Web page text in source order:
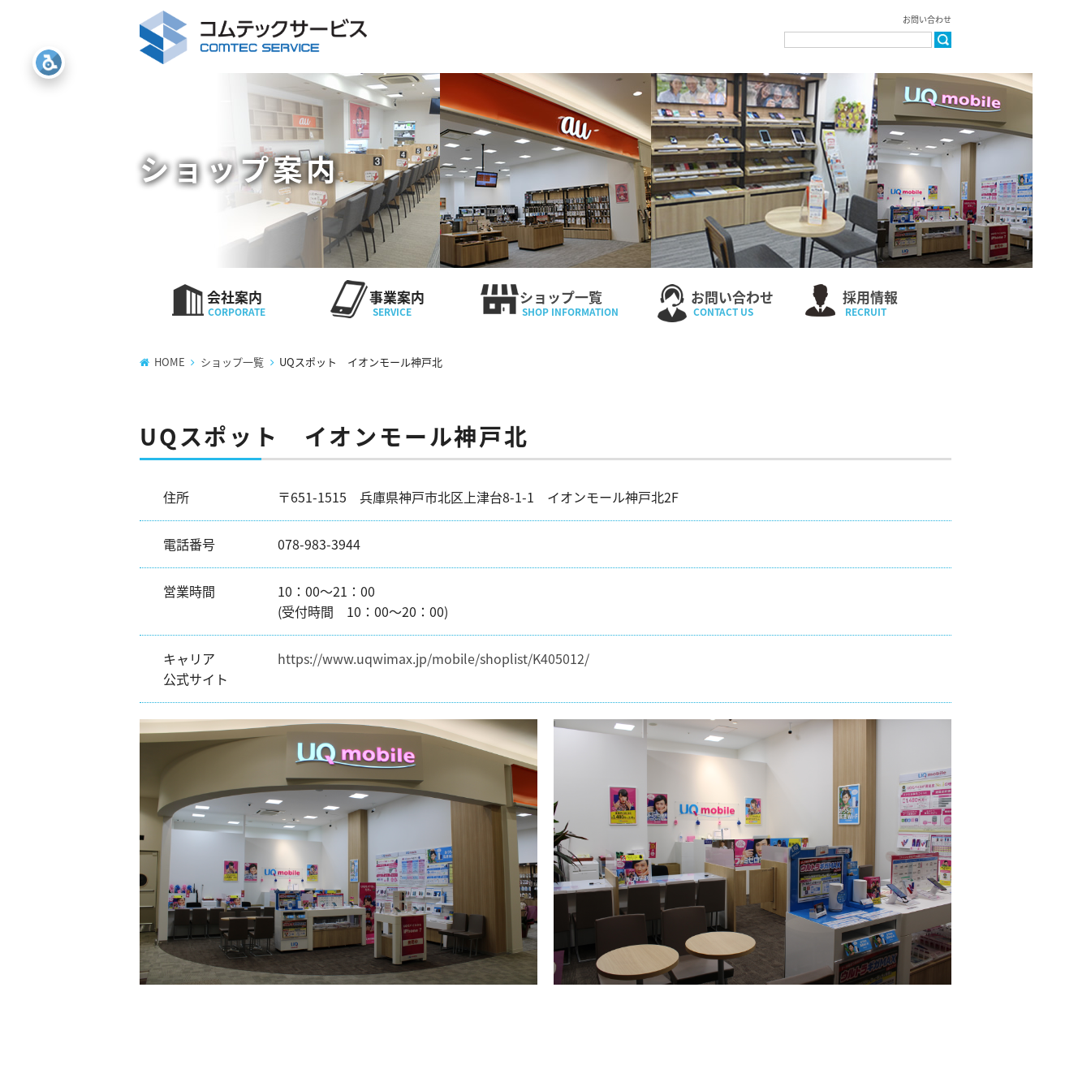
お問い合わせ
ショップ案内
会社案内 事業案内 ショップ一覧 お問い合わせ 採用情報
HOME ショップ一覧 UQスポット イオンモール神戸北
UQスポット イオンモール神戸北
住所 〒651-1515 兵庫県神戸市北区上津台8-1-1 イオンモール神戸北2F
電話番号 078-983-3944
営業時間
10：00～21：00
(受付時間 10：00～20：00)
キャリア
公式サイト
https://www.uqwimax.jp/mobile/shoplist/K405012/